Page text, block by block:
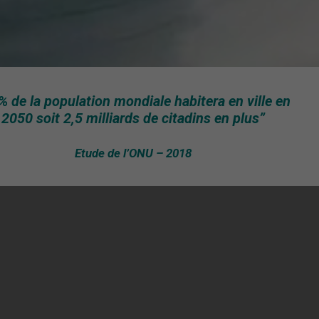
de la population mondiale habitera en ville en
2050 soit 2,5 milliards de citadins en plus”
Etude de l’ONU – 2018